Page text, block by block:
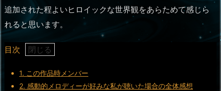
追加された程よいヒロイックな世界観をあらためて感じら
れると思います。
目次
1. この作品時メンバー
2. 感動的メロディーが好みな私が聴いた場合の全体感想